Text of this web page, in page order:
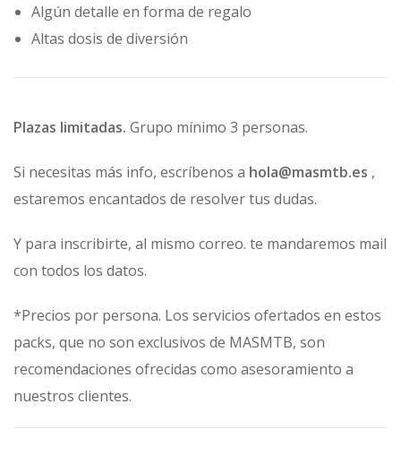
Algún detalle en forma de regalo
Altas dosis de diversión
Plazas limitadas. Grupo mínimo 3 personas.
Si necesitas más info, escríbenos a hola@masmtb.es ,
estaremos encantados de resolver tus dudas.
Y para inscribirte, al mismo correo. te mandaremos mail
con todos los datos.
*Precios por persona. Los servicios ofertados en estos
packs, que no son exclusivos de MASMTB, son
recomendaciones ofrecidas como asesoramiento a
nuestros clientes.